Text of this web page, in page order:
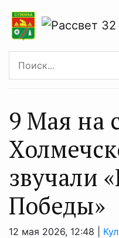
9 Мая на
звучали
Победы»
12 мая 2026, 12:48 |